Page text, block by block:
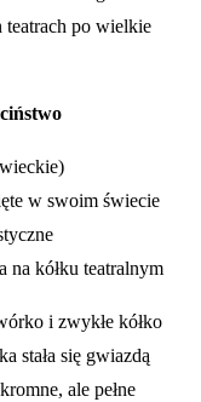
teatrach po wielkie
w swoim świecie
na kółku teatralnym
i zwykłe kółko
stała się gwiazdą
ale pełne